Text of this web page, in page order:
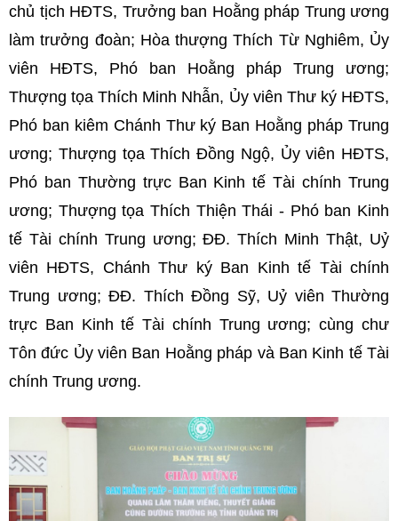
chủ tịch HĐTS, Trưởng ban Hoằng pháp Trung ương
làm trưởng đoàn; Hòa thượng Thích Từ Nghiêm, Ủy
viên HĐTS, Phó ban Hoằng pháp Trung ương;
Thượng tọa Thích Minh Nhẫn, Ủy viên Thư ký HĐTS,
Phó ban kiêm Chánh Thư ký Ban Hoằng pháp Trung
ương; Thượng tọa Thích Đồng Ngộ, Ủy viên HĐTS,
Phó ban Thường trực Ban Kinh tế Tài chính Trung
ương; Thượng tọa Thích Thiện Thái - Phó ban Kinh
tế Tài chính Trung ương; ĐĐ. Thích Minh Thật, Uỷ
viên HĐTS, Chánh Thư ký Ban Kinh tế Tài chính
Trung ương; ĐĐ. Thích Đồng Sỹ, Uỷ viên Thường
trực Ban Kinh tế Tài chính Trung ương; cùng chư
Tôn đức Ủy viên Ban Hoằng pháp và Ban Kinh tế Tài
chính Trung ương.